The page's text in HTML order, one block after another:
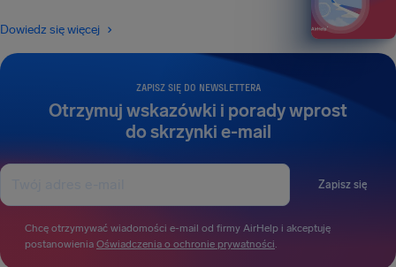
ZAPISZ SIĘ DO NEWSLETTERA
Otrzymuj wskazówki i porady wprost
do skrzynki e-mail
Zapisz się
Chcę otrzymywać wiadomości e-mail od firmy AirHelp i akceptuję
postanowienia Oświadczenia o ochronie prywatności.
Dowiedz się więcej